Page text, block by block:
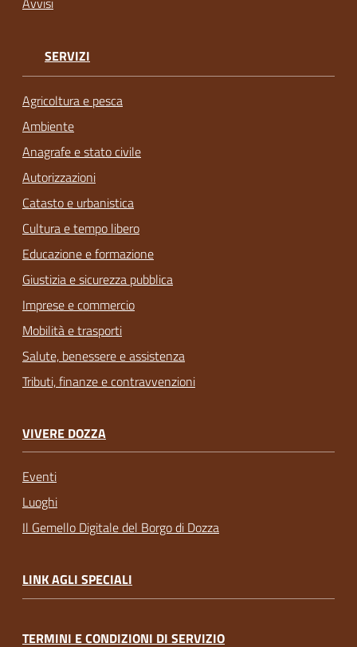
SERVIZI
Agricoltura e pesca
Ambiente
Anagrafe e stato civile
Autorizzazioni
Catasto e urbanistica
Cultura e tempo libero
Educazione e formazione
Giustizia e sicurezza pubblica
Imprese e commercio
Mobilità e trasporti
Salute, benessere e assistenza
Tributi, finanze e contravvenzioni
VIVERE DOZZA
Eventi
Luoghi
Il Gemello Digitale del Borgo di Dozza
LINK AGLI SPECIALI
TERMINI E CONDIZIONI DI SERVIZIO